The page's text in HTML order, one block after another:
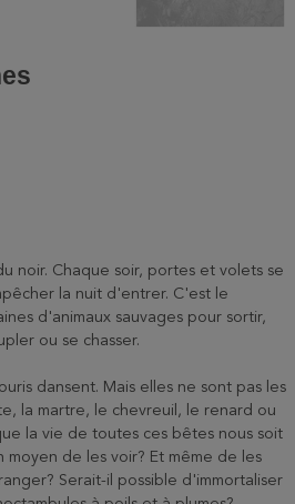
noir. Chaque soir, portes et volets se
la nuit d'entrer. C'est le
d'animaux sauvages pour sortir,
ou se chasser.
dansent. Mais elles ne sont pas les
la martre, le chevreuil, le renard ou
la vie de toutes ces bêtes nous soit
moyen de les voir? Et même de les
Serait-il possible d'immortaliser